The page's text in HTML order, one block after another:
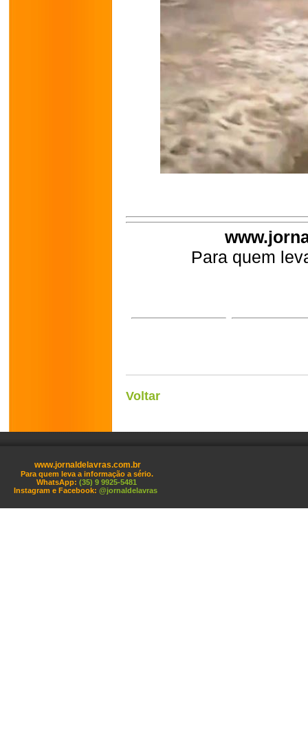
Para quem
Voltar
www.jornaldelavras.com.br
Para quem leva a informação a sério.
WhatsApp: (35) 9 9925-5481
Instagram e Facebook: @jornaldelavras